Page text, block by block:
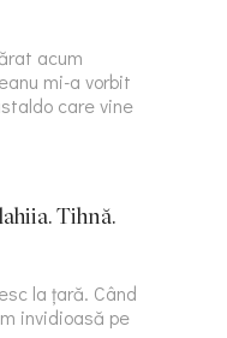
acum
mi-a vorbit
care vine
Tihnă.
la țară. Când
invidioasă pe